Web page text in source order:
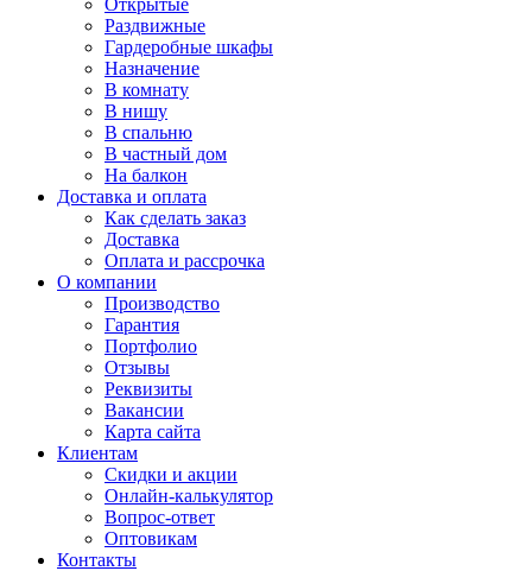
Открытые
Раздвижные
Гардеробные шкафы
Назначение
В комнату
В нишу
В спальню
В частный дом
На балкон
Доставка и оплата
Как сделать заказ
Доставка
Оплата и рассрочка
О компании
Производство
Гарантия
Портфолио
Отзывы
Реквизиты
Вакансии
Карта сайта
Клиентам
Скидки и акции
Онлайн-калькулятор
Вопрос-ответ
Оптовикам
Контакты